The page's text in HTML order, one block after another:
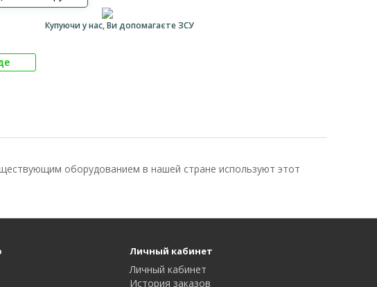
Купуючи у нас, Ви допомагаєте ЗСУ
оборудованием в нашей стране используют этот
Личный кабинет
Личный кабинет
История заказов